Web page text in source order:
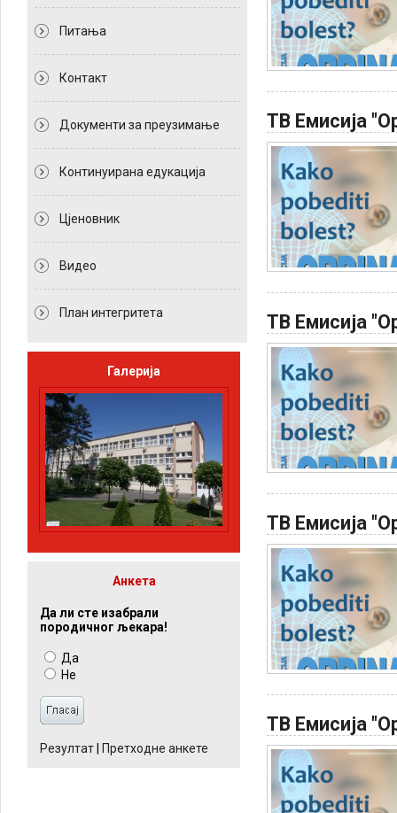
Питања
Контакт
Документи за преузимање
Континуирана едукација
Цјеновник
Видео
План интегритета
Галерија
Анкета
Да ли сте изабрали
породичног љекара!
Да
Не
Резултат Претходне анкете
ТВ Емисија
ТВ Емисија
ТВ Емисија
ТВ Емисија